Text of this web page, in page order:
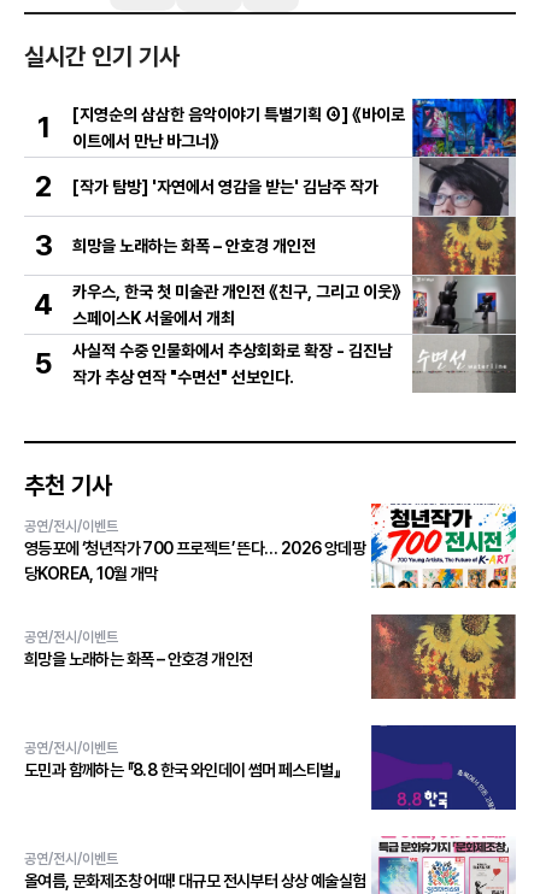
실시간 인기 기사
1
[지영순의 삼삼한 음악이야기 특별기획 ④] 《바이로
이트에서 만난 바그너》
2 [작가 탐방] '자연에서 영감을 받는' 김남주 작가
3 희망을 노래하는 화폭 – 안호경 개인전
4
카우스, 한국 첫 미술관 개인전 《친구, 그리고 이웃》
스페이스K 서울에서 개최
5
사실적 수중 인물화에서 추상회화로 확장 - 김진남
작가 추상 연작 "수면선" 선보인다.
추천 기사
공연/전시/이벤트
영등포에 ‘청년작가 700 프로젝트’ 뜬다… 2026 앙데팡
당KOREA, 10월 개막
공연/전시/이벤트
희망을 노래하는 화폭 – 안호경 개인전
공연/전시/이벤트
도민과 함께하는 『8.8 한국 와인데이 썸머 페스티벌』
공연/전시/이벤트
올여름, 문화제조창 어때! 대규모 전시부터 상상 예술실험